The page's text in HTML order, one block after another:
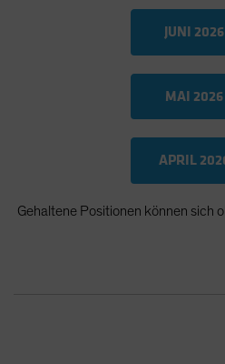
JUNI 2026
MAI 2026
APRIL
Gehaltene Positionen können sich